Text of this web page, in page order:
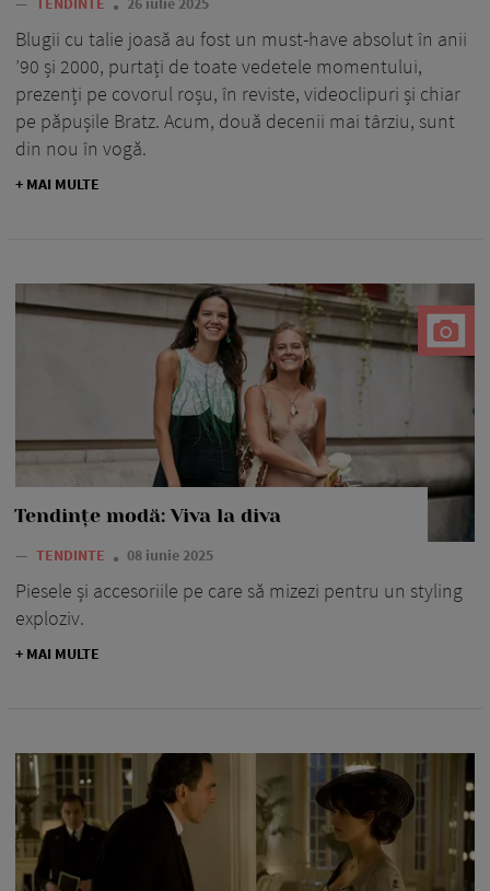
Blugii cu talie joasă au fost un must-have absolut în anii
’90 și 2000, purtați de toate vedetele momentului,
prezenți pe covorul roșu, în reviste, videoclipuri și chiar
pe păpușile Bratz. Acum, două decenii mai târziu, sunt
din nou în vogă.
+ MAI MULTE
Tendințe modă: Viva la diva
— TENDINTE 08 iunie 2025
Piesele și accesoriile pe care să mizezi pentru un styling
exploziv.
+ MAI MULTE